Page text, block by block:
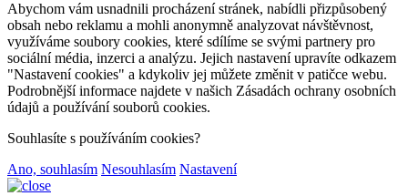
Abychom vám usnadnili procházení stránek, nabídli přizpůsobený
obsah nebo reklamu a mohli anonymně analyzovat návštěvnost,
využíváme soubory cookies, které sdílíme se svými partnery pro
sociální média, inzerci a analýzu. Jejich nastavení upravíte odkazem
"Nastavení cookies" a kdykoliv jej můžete změnit v patičce webu.
Podrobnější informace najdete v našich Zásadách ochrany osobních
údajů a používání souborů cookies.
Souhlasíte s používáním cookies?
Ano, souhlasím Nesouhlasím Nastavení